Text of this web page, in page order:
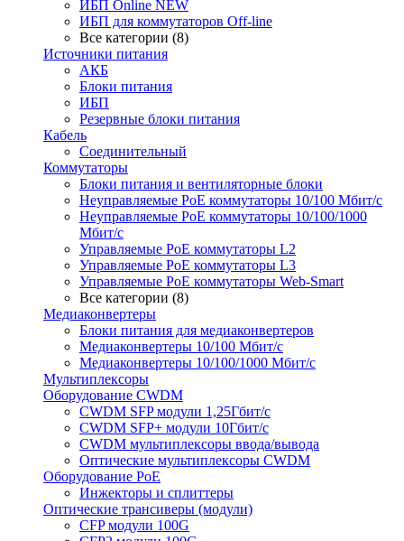
ИБП Online NEW
ИБП для коммутаторов Off-line
Все категории (8)
Источники питания
АКБ
Блоки питания
ИБП
Резервные блоки питания
Кабель
Соединительный
Коммутаторы
Блоки питания и вентиляторные блоки
Неуправляемые PoE коммутаторы 10/100 Мбит/с
Неуправляемые PoE коммутаторы 10/100/1000
Мбит/с
Управляемые PoE коммутаторы L2
Управляемые PoE коммутаторы L3
Управляемые PoE коммутаторы Web-Smart
Все категории (8)
Медиаконвертеры
Блоки питания для медиаконвертеров
Медиаконвертеры 10/100 Мбит/с
Медиаконвертеры 10/100/1000 Мбит/c
Мультиплексоры
Оборудование CWDM
CWDM SFP модули 1,25Гбит/с
CWDM SFP+ модули 10Гбит/с
CWDM мультиплексоры ввода/вывода
Оптические мультиплексоры CWDM
Оборудование PoE
Инжекторы и сплиттеры
Оптические трансиверы (модули)
CFP модули 100G